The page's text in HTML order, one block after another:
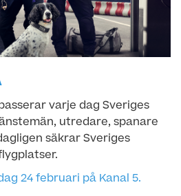
varje dag Sveriges
utredare, spanare
säkrar Sveriges
24 februari på Kanal 5.